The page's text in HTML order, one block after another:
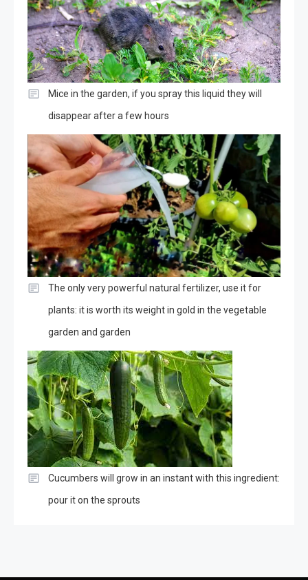
Mice in the garden, if you spray this liquid they will
disappear after a few hours
The only very powerful natural fertilizer, use it for
plants: it is worth its weight in gold in the vegetable
garden and garden
Cucumbers will grow in an instant with this ingredient:
pour it on the sprouts